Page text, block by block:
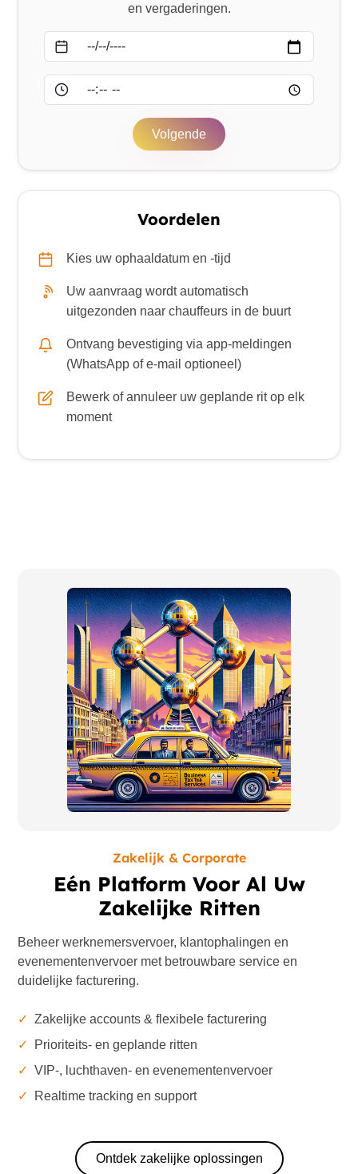
en vergaderingen.
Volgende
Voordelen
Kies uw ophaaldatum en -tijd
Uw aanvraag wordt automatisch
uitgezonden naar chauffeurs in de buurt
Ontvang bevestiging via app-meldingen
(WhatsApp of e-mail optioneel)
Bewerk of annuleer uw geplande rit op elk
moment
Zakelijk & Corporate
Eén Platform Voor Al Uw
Zakelijke Ritten
Beheer werknemersvervoer, klantophalingen en
evenementenvervoer met betrouwbare service en
duidelijke facturering.
✓
Zakelijke accounts & flexibele facturering
✓
Prioriteits- en geplande ritten
✓
VIP-, luchthaven- en evenementenvervoer
✓
Realtime tracking en support
Ontdek zakelijke oplossingen